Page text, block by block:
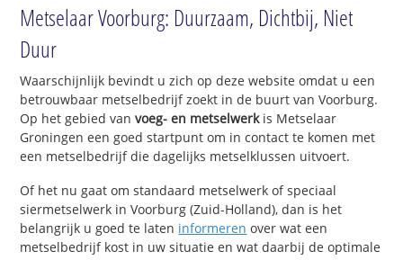
Metselaar Voorburg: Duurzaam, Dichtbij, Niet
Duur
Waarschijnlijk bevindt u zich op deze website omdat u een
betrouwbaar metselbedrijf zoekt in de buurt van Voorburg.
Op het gebied van voeg- en metselwerkis Metselaar
Groningen een goed startpunt om in contact te komen met
een metselbedrijf die dagelijks metselklussen uitvoert.
Of het nu gaat om standaard metselwerk of speciaal
siermetselwerk in Voorburg (Zuid-Holland), dan is het
belangrijk u goed te laten informeren over wat een
metselbedrijf kost in uw situatie en wat daarbij de optimale